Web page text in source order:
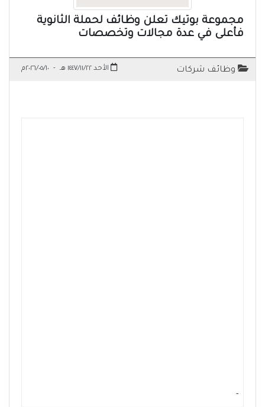
مجموعة بوتيك تعلن وظائف لحملة الثانوية
فأعلى في عدة مجالات وتخصصات
وظائف شركات الأحد ١٤٤٧/١١/٢٢ هـ - ٢٠٢٦/٠٥/١٠م
-